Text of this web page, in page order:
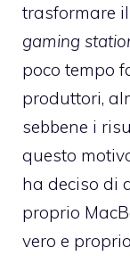
trasformare
gaming
poco tempo
produttori,
sebbene i
questo
ha deciso di
proprio
vero e proprio